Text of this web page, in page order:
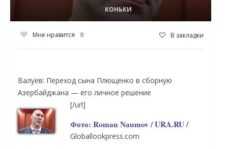
КОНЬКИ
Мне нравится 0 В закладки
Валуев: Переход сына Плющенко в сборную
Азербайджана — его личное решение
[/url]
Фото: Roman Naumov / URA.RU /
Globallookpress.com